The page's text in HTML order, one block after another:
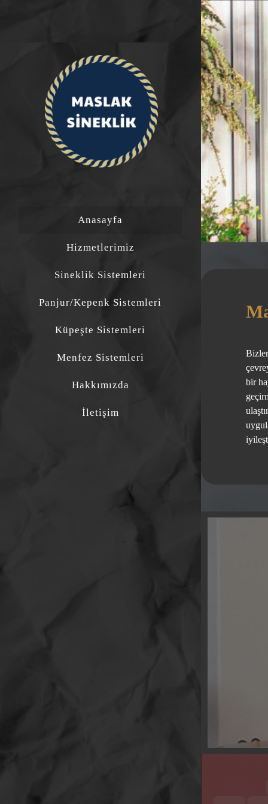
bir
Anasayfa
Hizmetlerimiz
Sineklik Sistemleri
Panjur/Kepenk Sistemleri
Küpeşte Sistemleri
Menfez Sistemleri
Hakkımızda
İletişim